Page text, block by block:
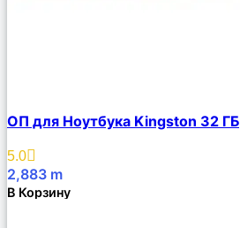
Описание
Избранное
ОП для Ноутбука Kingston 32 ГБ
5.0
2,883 m
В Корзину